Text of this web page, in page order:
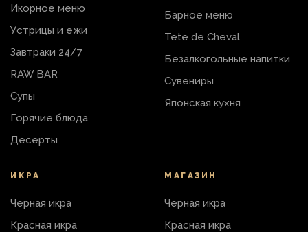
ИКРА
Черная икра
Красная икра
Икорное меню
Устрицы и ежи
Завтраки 24/7
RAW BAR
Супы
Горячие блюда
Десерты
Барное меню
Tete de Cheval
Безалкогольные напитки
Сувениры
Японская кухня
МАГАЗИН
Черная икра
Красная икра